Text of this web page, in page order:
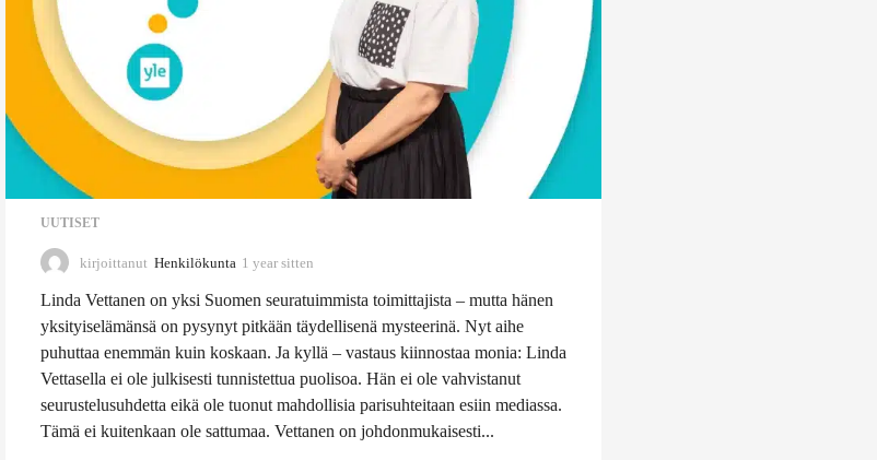
UUTISET
kirjoittanut Henkilökunta 1 year sitten
e
a
r
i
t
t
Linda Vettanen on yksi Suomen seuratuimmista toimittajista – mutta hänen
yksityiselämänsä on pysynyt pitkään täydellisenä mysteerinä. Nyt aihe
puhuttaa enemmän kuin koskaan. Ja kyllä – vastaus kiinnostaa monia: Linda
Vettasella ei ole julkisesti tunnistettua puolisoa. Hän ei ole vahvistanut
seurustelusuhdetta eikä ole tuonut mahdollisia parisuhteitaan esiin mediassa.
Tämä ei kuitenkaan ole sattumaa. Vettanen on johdonmukaisesti...